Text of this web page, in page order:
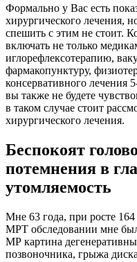
Формально у Вас есть
хирургического лечения,
спешить с этим не стоит.
включать не только
иглорефлексотерапию,
фармакопунктуру,
консервативного лечения
вы также не будете
в таком случае стоит
хирургического лечения.
Беспокоят
потемнения в
утомляемость
Мне 63 года, при росте
МРТ обследовании мне
МР картина
позвоночника, грыжа